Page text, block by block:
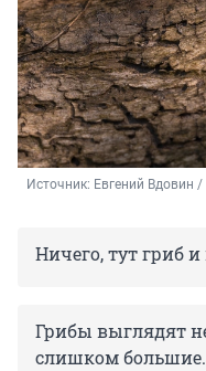
Источник: Евгений Вдовин /
Ничего, тут гриб
Грибы выглядят
слишком большие.